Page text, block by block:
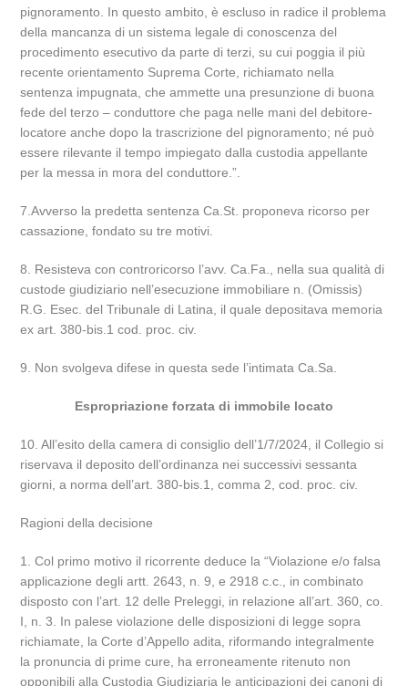
pignoramento. In questo ambito, è escluso in radice il problema
della mancanza di un sistema legale di conoscenza del
procedimento esecutivo da parte di terzi, su cui poggia il più
recente orientamento Suprema Corte, richiamato nella
sentenza impugnata, che ammette una presunzione di buona
fede del terzo – conduttore che paga nelle mani del debitore-
locatore anche dopo la trascrizione del pignoramento; né può
essere rilevante il tempo impiegato dalla custodia appellante
per la messa in mora del conduttore.”.
7.Avverso la predetta sentenza Ca.St. proponeva ricorso per
cassazione, fondato su tre motivi.
8. Resisteva con controricorso l’avv. Ca.Fa., nella sua qualità di
custode giudiziario nell’esecuzione immobiliare n. (Omissis)
R.G. Esec. del Tribunale di Latina, il quale depositava memoria
ex art. 380-bis.1 cod. proc. civ.
9. Non svolgeva difese in questa sede l’intimata Ca.Sa.
Espropriazione forzata di immobile locato
10. All’esito della camera di consiglio dell’1/7/2024, il Collegio si
riservava il deposito dell’ordinanza nei successivi sessanta
giorni, a norma dell’art. 380-bis.1, comma 2, cod. proc. civ.
Ragioni della decisione
1. Col primo motivo il ricorrente deduce la “Violazione e/o falsa
applicazione degli artt. 2643, n. 9, e 2918 c.c., in combinato
disposto con l’art. 12 delle Preleggi, in relazione all’art. 360, co.
I, n. 3. In palese violazione delle disposizioni di legge sopra
richiamate, la Corte d’Appello adita, riformando integralmente
la pronuncia di prime cure, ha erroneamente ritenuto non
opponibili alla Custodia Giudiziaria le anticipazioni dei canoni di